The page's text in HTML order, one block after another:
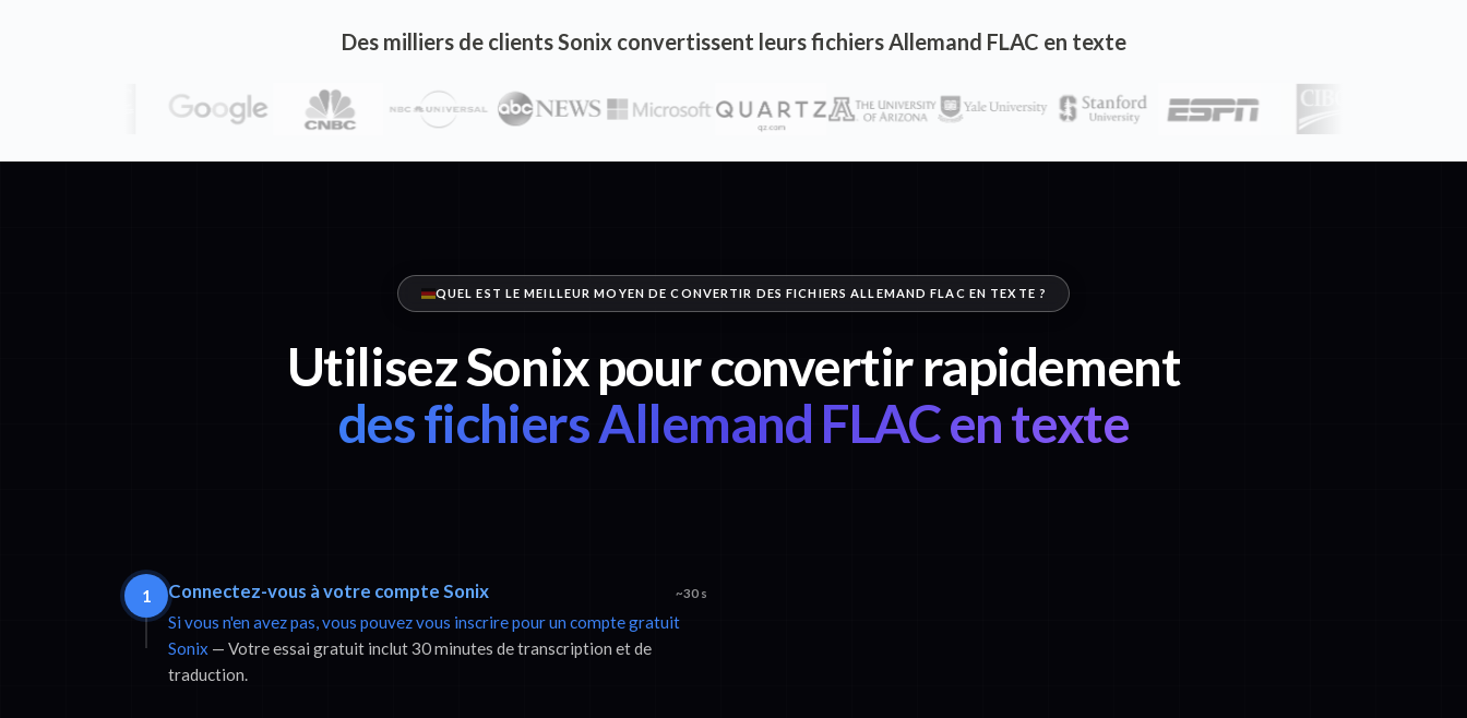
Des milliers de clients Sonix convertissent leurs fichiers Allemand FLAC en texte
QUEL EST LE MEILLEUR MOYEN DE CONVERTIR DES FICHIERS ALLEMAND FLAC EN TEXTE ?
Utilisez Sonix pour convertir rapidement
des fichiers Allemand FLAC en texte
1 Connectez-vous à votre compte Sonix ~30 s
Si vous n'en avez pas, vous pouvez vous inscrire pour un compte gratuit
Sonix — Votre essai gratuit inclut 30 minutes de transcription et de
traduction.